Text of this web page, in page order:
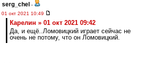
serg_chel -
01 окт 2021 10:49
Карелин » 01 окт 2021 09:42
Да, и ещё..Ломовицкий играет сейчас не
очень не потому, что он Ломовицкий.